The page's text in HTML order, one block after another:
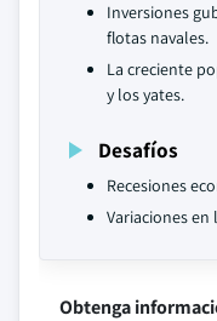
Inversiones
flotas navales.
La creciente
y los yates.
Desafíos
Recesiones
Variaciones en
Obtenga